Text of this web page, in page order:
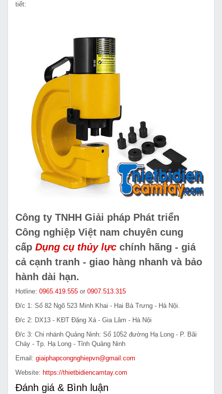
tiết:
Công ty TNHH Giải pháp Phát triển
Công nghiệp Việt nam chuyên cung
cấp Dụng cụ thủy lực chính hãng - giá
cả cạnh tranh - giao hàng nhanh và bảo
hành dài hạn.
Hotline: 0965.419.555 or 0907.513.315
Đ/c 1: Số 82 Ngõ 523 Minh Khai - Hai Bà Trưng - Hà Nội.
Đ/c 2: DX13 - KĐT Đặng Xá - Gia Lâm - Hà Nội
Đ/c 3: Chi nhánh Quảng Ninh: Số 1052 đường Hạ Long - P. Bãi
Cháy - Tp. Hạ Long - Tỉnh Quảng Ninh
Email: giaiphapcongnghiepvn@gmail.com
Website: https://thietbidiencamtay.com
Đánh giá & Bình luận